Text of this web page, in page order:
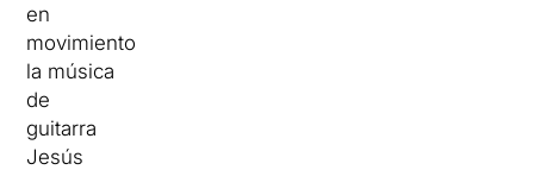
en
movimiento
la música
de
guitarra
Jesús